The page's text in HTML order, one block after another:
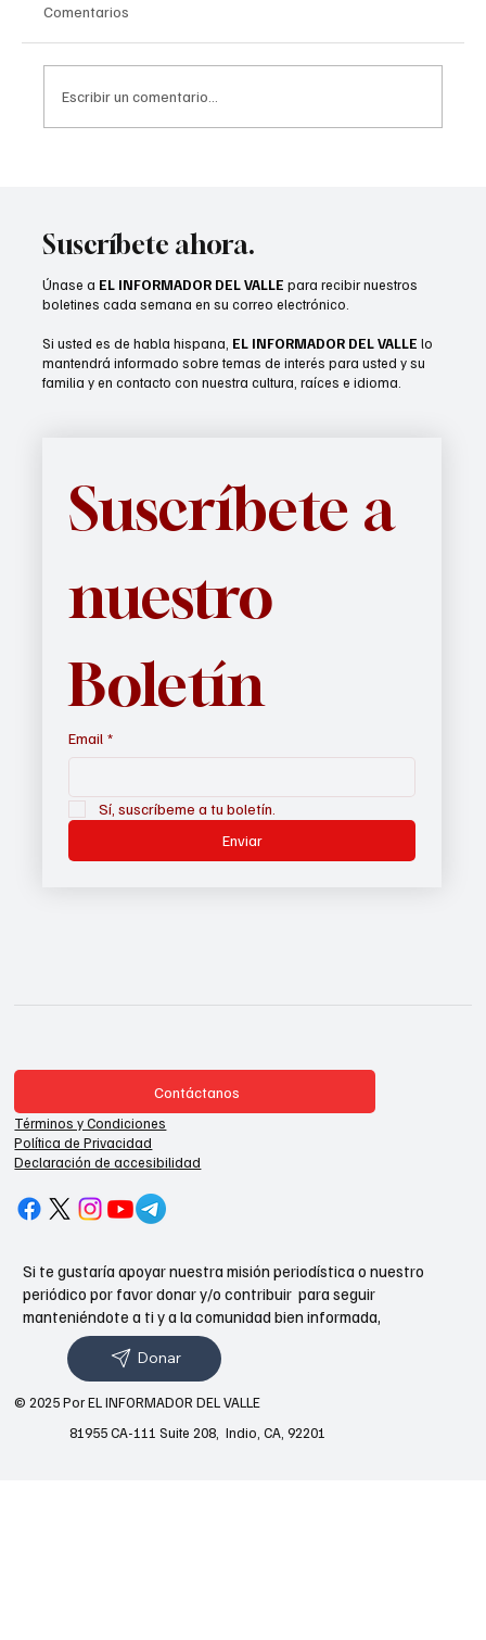
Comentarios
Escribir un comentario...
Suscríbete ahora.
Únase a EL INFORMADOR DEL VALLE para recibir nuestros
boletines cada semana en su correo electrónico.
Si usted es de habla hispana, EL INFORMADOR DEL VALLE lo
mantendrá informado sobre temas de interés para usted y su
familia y en contacto con nuestra cultura, raíces e idioma.
Suscríbete a
nuestro
Boletín
Email *
Sí, suscríbeme a tu boletín.
Enviar
Contáctanos
Términos y Condiciones
Política de Privacidad
Declaración de accesibilidad
Si te gustaría apoyar nuestra misión periodística o nuestro
periódico por favor donar y/o contribuir para seguir
manteniéndote a ti y a la comunidad bien informada,
Donar
81955 CA-111 Suite 208, Indio, CA, 92201
© 2025 Por EL INFORMADOR DEL VALLE